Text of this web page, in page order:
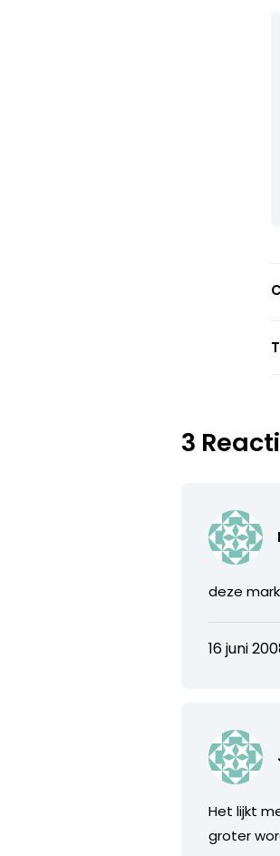
3
deze
16 juni
Het lijkt
groter